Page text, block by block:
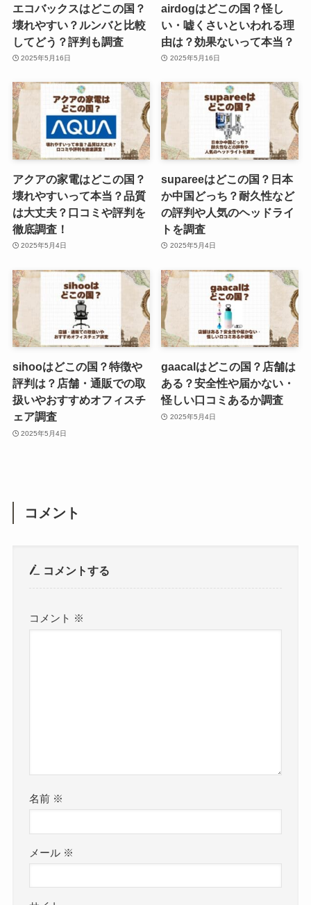
エコバックスはどこの国？
壊れやすい？ルンバと比較
してどう？評判も調査
2025年5月16日
airdogはどこの国？怪し
い・嘘くさいといわれる理
由は？効果ないって本当？
2025年5月16日
アクアの家電はどこの国？
壊れやすいって本当？品質
は大丈夫？口コミや評判を
徹底調査！
2025年5月4日
supareeはどこの国？日本
か中国どっち？耐久性など
の評判や人気のヘッドライ
トを調査
2025年5月4日
sihooはどこの国？特徴や
評判は？店舗・通販での取
扱いやおすすめオフィスチ
ェア調査
2025年5月4日
gaacalはどこの国？店舗は
ある？安全性や届かない・
怪しい口コミあるか調査
2025年5月4日
コメント
コメントする
コメント ※
名前 ※
メール ※